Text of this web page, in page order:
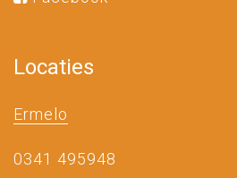
Locaties
Ermelo
0341 495948